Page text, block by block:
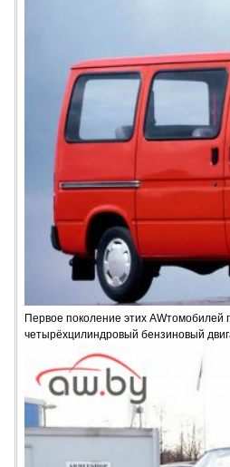
Первое поколение этих AWтомобилей
четырёхцилиндровый бензиновый